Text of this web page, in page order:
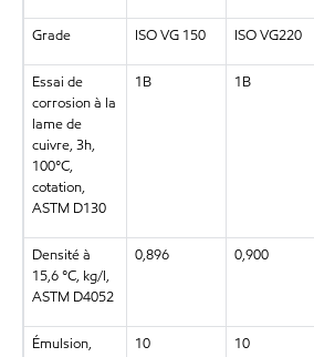
Grade ISO VG 150 ISO VG220
Essai de
corrosion à la
lame de
cuivre, 3h,
100°C,
cotation,
ASTM D130
1B 1B
Densité à
15,6 °C, kg/l,
ASTM D4052
0,896 0,900
Émulsion,
10 10